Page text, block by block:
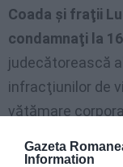
Gazeta
Information
Coada şi fraţii
condamnaţi la
judecătorească
infracţiunilor de
vătămare
Iată mai jos un